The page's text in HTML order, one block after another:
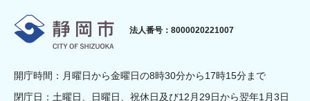
静岡市
法人番号：8000020221007
開庁時間：月曜日から金曜日の8時30分から17時15分まで
閉庁日：土曜日、日曜日、祝休日及び12月29日から翌年1月3日